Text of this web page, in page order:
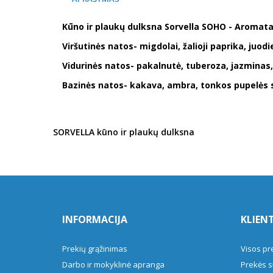
Kūno ir plaukų dulksna Sorvella SOHO -
Viršutinės natos- migdolai, žalioji paprika,
Vidurinės natos- pakalnutė, tuberoza,
Bazinės natos- kakava, ambra, tonkos
SORVELLA kūno ir plaukų dulksna
INFORMACIJA
Prekių grąžinimas
Darbo ir mokyklinė apranga
Visos
Prekės